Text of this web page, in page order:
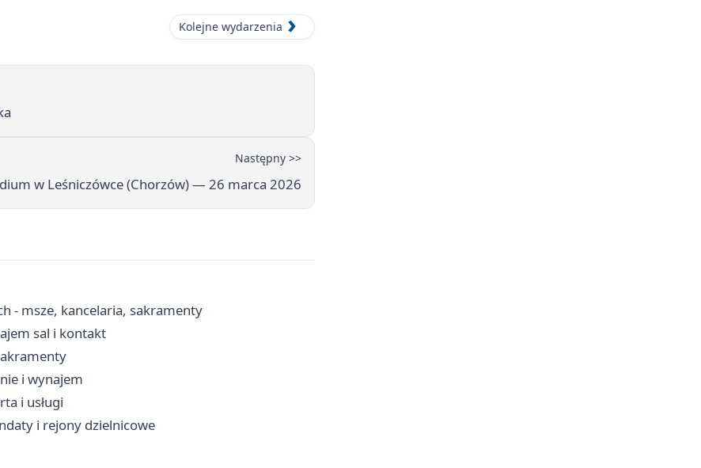
Kolejne wydarzenia
Następny >>
w Leśniczówce (Chorzów) — 26 marca 2026
- msze, kancelaria, sakramenty
sal i kontakt
i wynajem
i usługi
i rejony dzielnicowe